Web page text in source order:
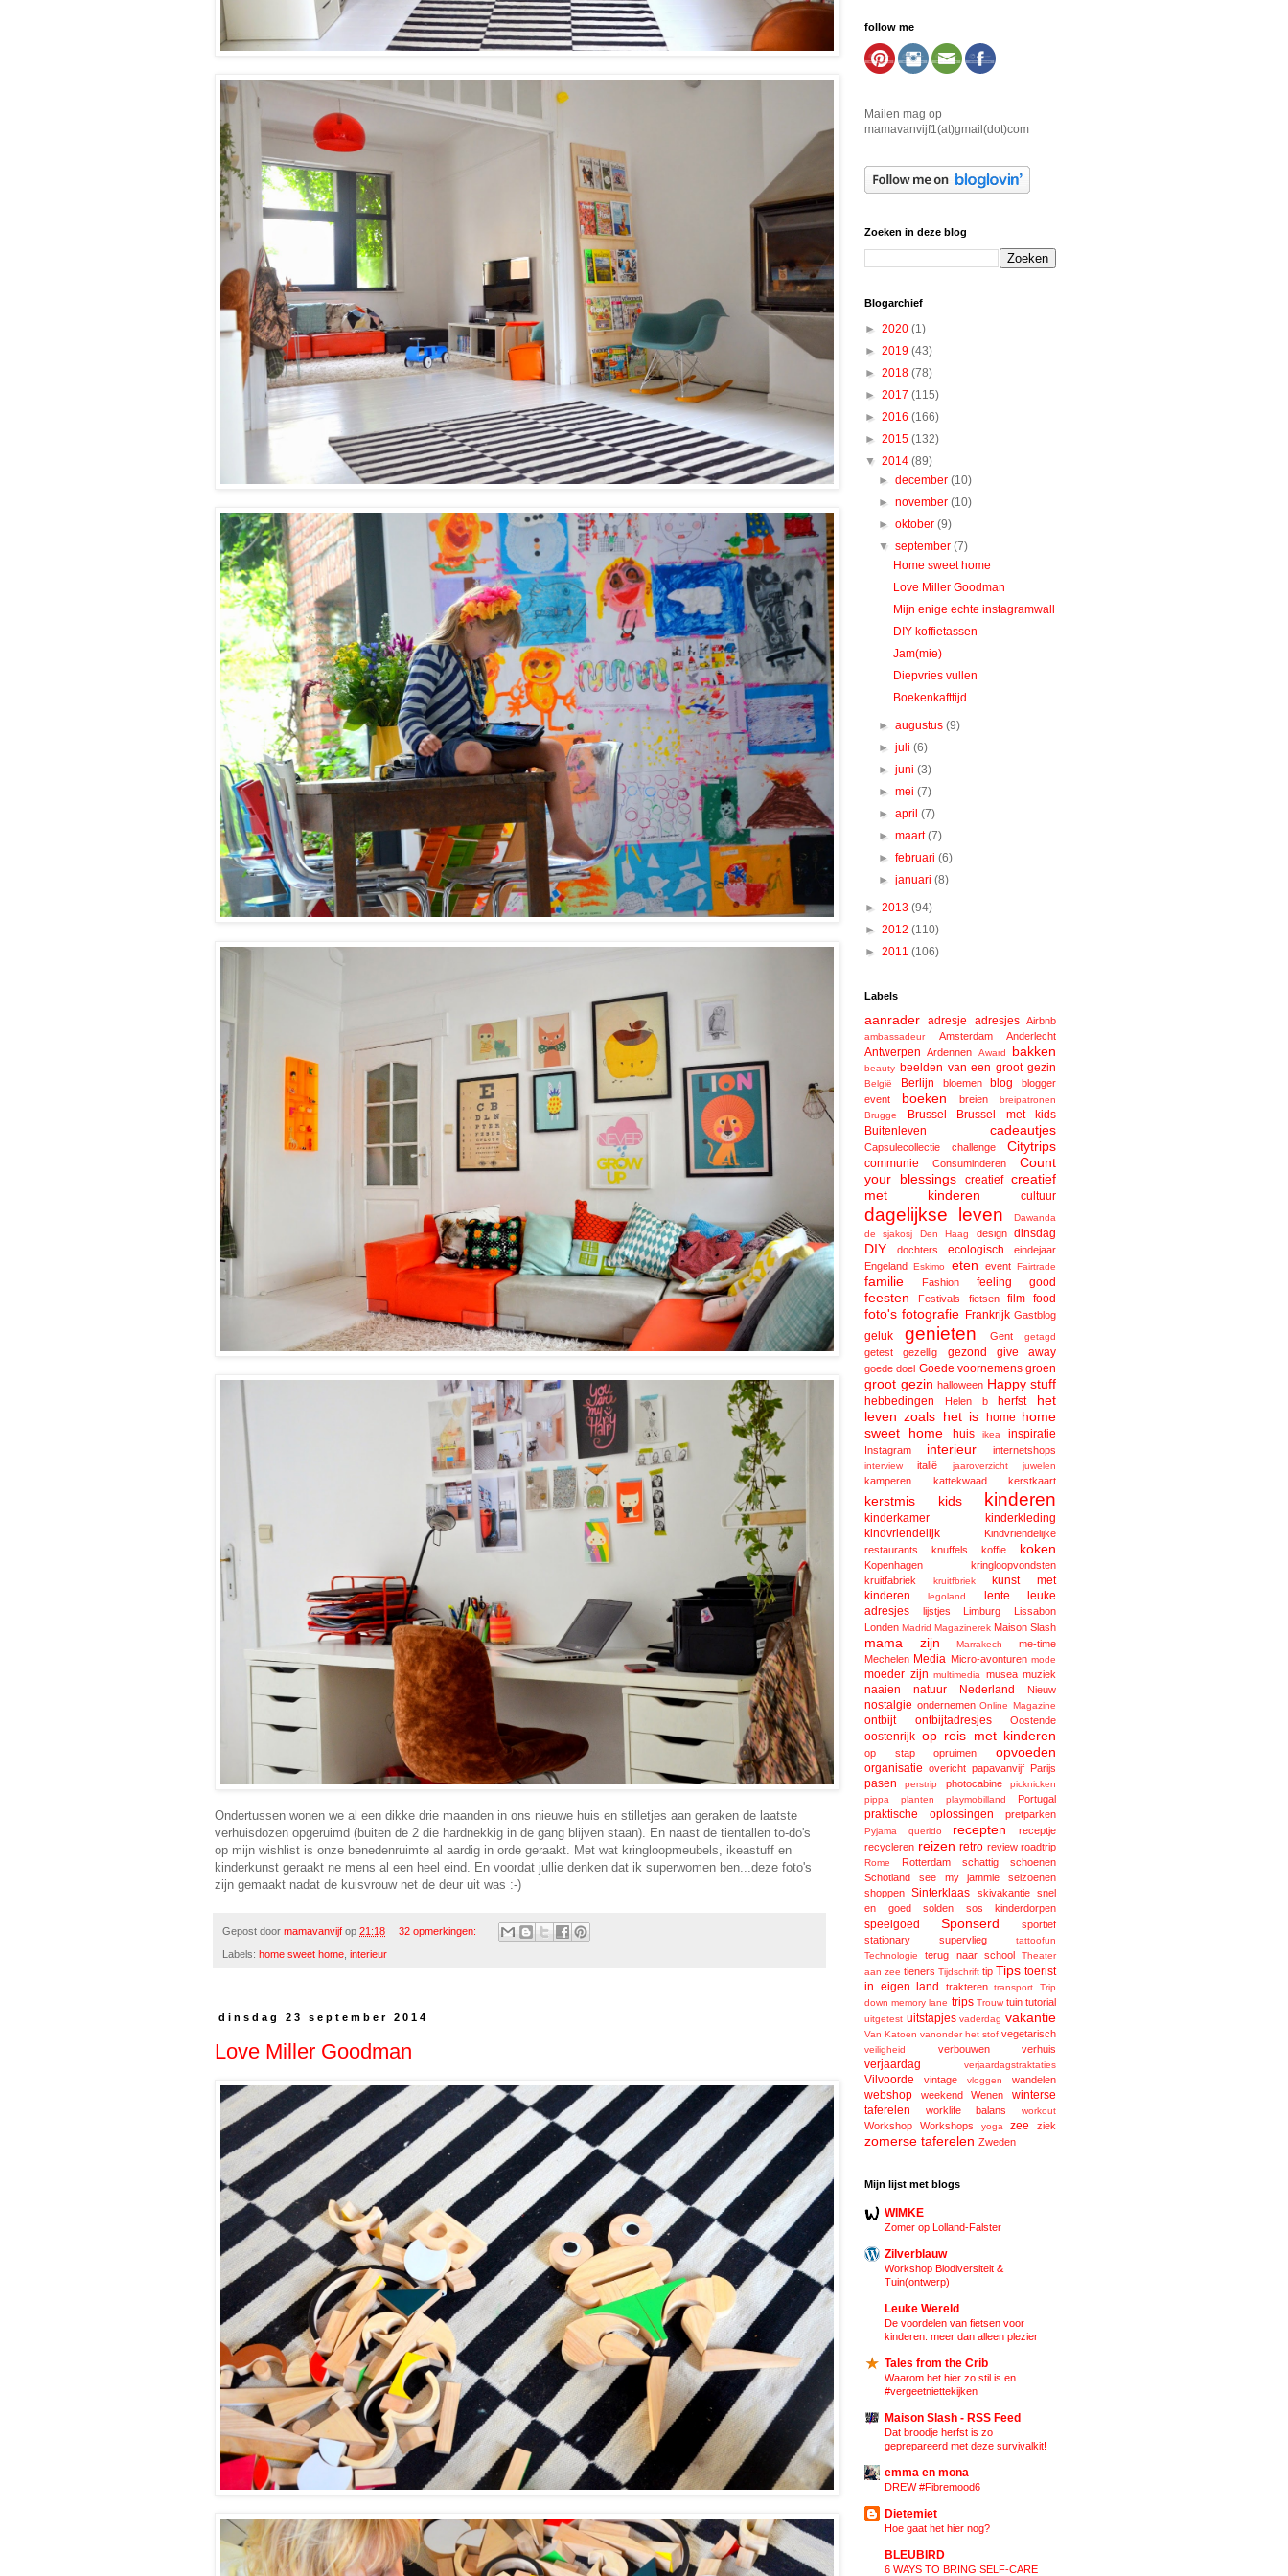
Ondertussen wonen we al een dikke drie maanden in ons nieuwe huis en stilletjes aan geraken de laatste
verhuisdozen opgeruimd (buiten de 2 die hardnekkig in de gang blijven staan). En naast de tientallen to-do's
op mijn wishlist is onze benedenruimte al aardig in orde geraakt. Met wat kringloopmeubels, ikeastuff en
kinderkunst geraakt ne mens al een heel eind. En voordat jullie denken dat ik superwomen ben...deze foto's
zijn gemaakt nadat de kuisvrouw net de deur uit was :-)
Gepost door mamavanvijf op 21:18 32 opmerkingen:
Labels: home sweet home interieur
dinsdag 23 september 2014
Love Miller Goodman
follow me
Mailen mag op
mamavanvijf1(at)gmail(dot)com
Zoeken in deze blog
Blogarchief
► 2020 (1)
► 2019 (43)
► 2018 (78)
► 2017 (115)
► 2016 (166)
► 2015 (132)
▼ 2014 (89)
►december(10)
►november(10)
►oktober(9)
▼september(7)
Home sweet home
Love Miller Goodman
Mijn enige echte instagramwall
DIY koffietassen
Jam(mie)
Diepvries vullen
Boekenkafttijd
►augustus(9)
►juli(6)
►juni(3)
►mei(7)
►april(7)
►maart(7)
►februari(6)
►januari(8)
► 2013 (94)
► 2012 (110)
► 2011 (106)
Labels
aanrader adresje adresjes Airbnb
ambassadeur Amsterdam Anderlecht
Antwerpen Ardennen Award bakken
beauty beelden van een groot gezin
België Berlijn bloemen blog
blogger
event
boeken breien
breipatronen
Brugge
Brussel
Brussel met kids
Buitenleven
cadeautjes
Capsulecollectie challenge Citytrips
communie Consuminderen
Count
your blessings
creatief creatief
met kinderen
cultuur
dagelijkse leven
Dawanda
de sjakosj
Den Haag design dinsdag
DIY dochters ecologisch
eindejaar
Engeland
Eskimo eten event Fairtrade
familie Fashion feeling good
feesten Festivals fietsen film food
foto's fotografie Frankrijk Gastblog
geluk genieten Gent getagd
getest gezellig gezond give away
goede doel Goede voornemens groen
groot gezin halloween Happy stuff
hebbedingen Helen b herfst
het
leven zoals het is
home home
sweet home
huis ikea inspiratie
Instagram interieur internetshops
interview italië jaaroverzicht juwelen
kamperen kattekwaad kerstkaart
kerstmis kids kinderen
kinderkamer
kinderkleding
kindvriendelijk
Kindvriendelijke
restaurants
knuffels koffie koken
Kopenhagen
kringloopvondsten
kruitfabriek
kruitfbriek
kunst met
kinderen
legoland lente
leuke
adresjes
lijstjes Limburg
Lissabon
Londen Madrid Magazinerek Maison Slash
mama zijn Marrakech
me-time
Mechelen Media Micro-avonturen mode
moeder zijn multimedia musea muziek
naaien natuur Nederland Nieuw
nostalgie ondernemen Online Magazine
ontbijt ontbijtadresjes Oostende
oostenrijk op reis met kinderen
op stap opruimen opvoeden
organisatie overicht papavanvijf Parijs
pasen perstrip photocabine
picknicken
pippa
planten playmobilland Portugal
praktische oplossingen pretparken
Pyjama querido recepten
receptje
recycleren reizen retro review roadtrip
Rome Rotterdam schattig
schoenen
Schotland
see my jammie
seizoenen
shoppen
Sinterklaas skivakantie
snel
en goed
solden sos kinderdorpen
speelgoed Sponserd
sportief
stationary
supervlieg
tattoofun
Technologie
terug naar school
Theater
aan zee tieners Tijdschrift tip Tips toerist
in eigen land
trakteren transport
Trip
down memory lane trips Trouw tuin tutorial
uitgetest uitstapjes vaderdag vakantie
Van Katoen vanonder het stof vegetarisch
veiligheid verbouwen verhuis
verjaardag verjaardagstraktaties
Vilvoorde vintage vloggen wandelen
webshop weekend Wenen
winterse
taferelen
worklife balans workout
Workshop Workshops yoga zee ziek
zomerse taferelen Zweden
Mijn lijst met blogs
WIMKE
Zomer op Lolland-Falster
Zilverblauw
Workshop Biodiversiteit &
Tuin(ontwerp)
Leuke Wereld
De voordelen van fietsen voor
kinderen: meer dan alleen plezier
Tales from the Crib
Waarom het hier zo stil is en
#vergeetniettekijken
Maison Slash - RSS Feed
Dat broodje herfst is zo
geprepareerd met deze survivalkit!
emma en mona
DREW #Fibremood6
Dietemiet
Hoe gaat het hier nog?
BLEUBIRD
6 WAYS TO BRING SELF-CARE